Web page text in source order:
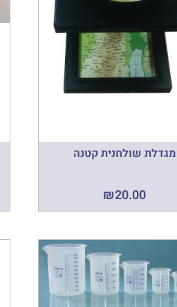
מגדלת שולחנית קטנה
₪20.00